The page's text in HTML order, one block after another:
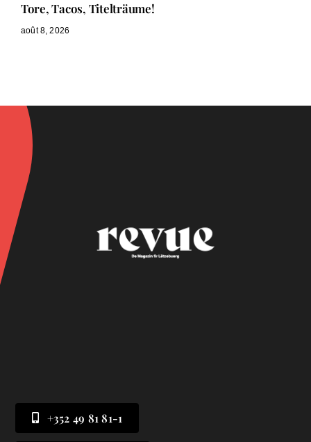
Tore, Tacos, Titelträume!
août 8, 2026
+352 49 81 81-1